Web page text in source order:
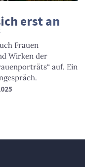
erst an
Frauen
Wirken der
auf. Ein